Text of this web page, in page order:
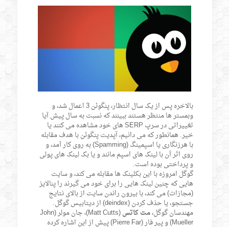
بالاخره پس از یک سال انتظار، پنگوئن 3 اعمال شد، و
وبمستر ها منتظر هستند ببینند که نسبت به سال پیش آیا
تغییراتی در سرپ SERP های خود مشاهده می کنند یا
خیر. همانطور که می دانیم، آپدیت پنگوئن با هدف مقابله
با هرزنگاری یا اسپمینگ (Spamming) به روی کار آمد، و
روی اثر آن با لینک های اسپم مانند و یا بک لینک های پولی
و پرداختی بوده است.
گوگل امروزه با این بکلینک ها مقابله می کند، و سایت
هایی که چنین لینک هایی را برای خود می گیرند را پنالایز
(مجازات) می کند، با بیرون راندن سایت از بالای نتایج
جستجو، یا حذف کردن (deindex) از دیتابیس گوگل.
مهندسان گوگل،مت کاتس (Matt Cutts)، جان مولر (John
Mueller) و پیر فار (Pierre Far) پیش از این اشاره کرده